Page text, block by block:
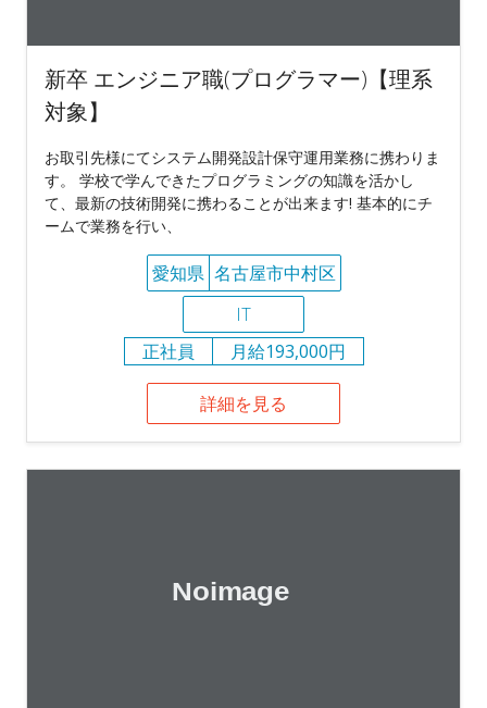
新卒 エンジニア職(プログラマー)【理系
対象】
お取引先様にてシステム開発設計保守運用業務に携わりま
す。 学校で学んできたプログラミングの知識を活かし
て、最新の技術開発に携わることが出来ます! 基本的にチ
ームで業務を行い、
愛知県 名古屋市中村区
IT
正社員
月給193,000円
詳細を見る